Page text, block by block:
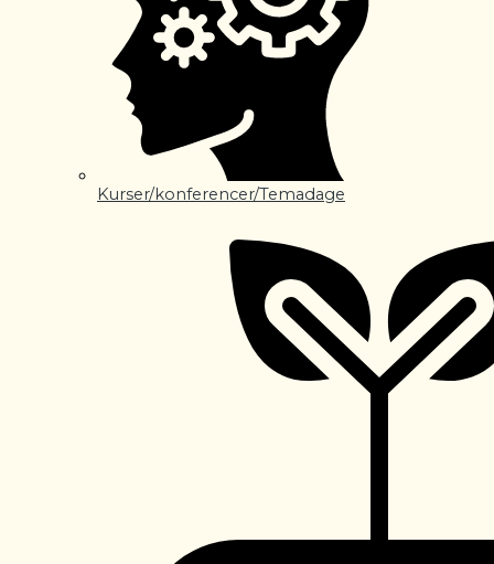
Kurser/konferencer/Temadage